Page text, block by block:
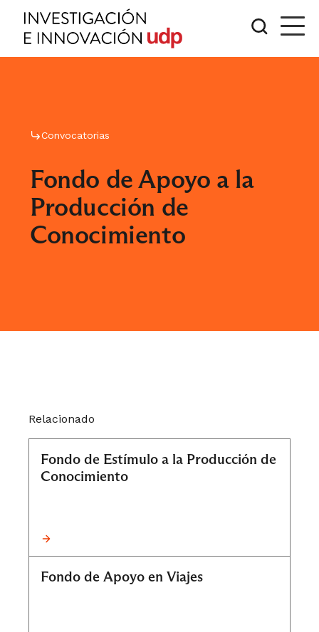
Convocatorias
Fondo de Apoyo a la
Producción de
Conocimiento
Relacionado
Fondo de Estímulo a la Producción de
Conocimiento
Fondo de Apoyo en Viajes